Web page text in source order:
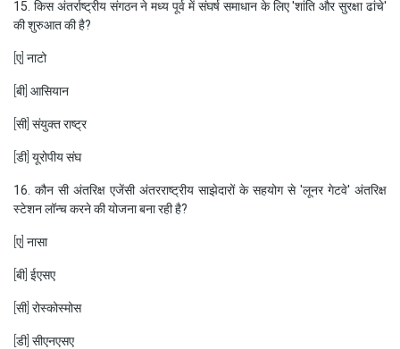
15. किस अंतर्राष्ट्रीय संगठन ने मध्य पूर्व में संघर्ष समाधान के लिए 'शांति और सुरक्षा ढांचे'
की शुरुआत की है?
[ए] नाटो
[बी] आसियान
[सी] संयुक्त राष्ट्र
[डी] यूरोपीय संघ
16. कौन सी अंतरिक्ष एजेंसी अंतरराष्ट्रीय साझेदारों के सहयोग से 'लूनर गेटवे' अंतरिक्ष
स्टेशन लॉन्च करने की योजना बना रही है?
[ए] नासा
[बी] ईएसए
[सी] रोस्कोस्मोस
[डी] सीएनएसए